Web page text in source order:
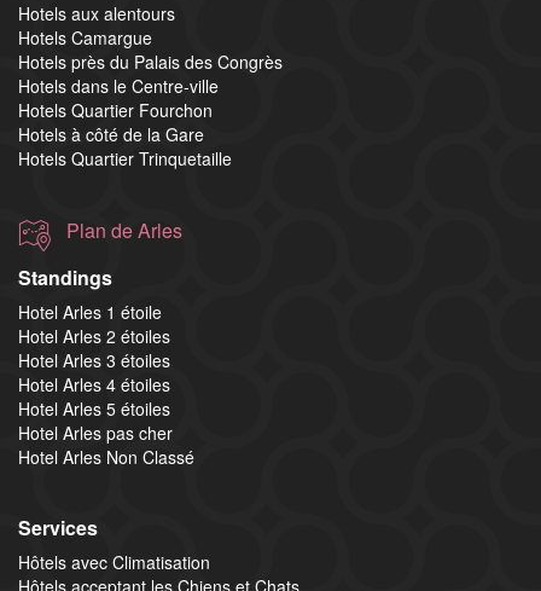
Hotels aux alentours
Hotels Camargue
Hotels près du Palais des Congrès
Hotels dans le Centre-ville
Hotels Quartier Fourchon
Hotels à côté de la Gare
Hotels Quartier Trinquetaille
Plan de Arles
Standings
Hotel Arles 1 étoile
Hotel Arles 2 étoiles
Hotel Arles 3 étoiles
Hotel Arles 4 étoiles
Hotel Arles 5 étoiles
Hotel Arles pas cher
Hotel Arles Non Classé
Services
Hôtels avec Climatisation